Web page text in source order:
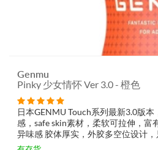
Genmu
Pinky 少女情怀 Ver 3.0 - 橙色
日本GENMU Touch系列最新3.0版
感，safe skin素材，柔软可拉伸，富
异味感 胶体厚实，外胶多空位设计
畅、实用时尚 Pinky 少女情怀 ：多段